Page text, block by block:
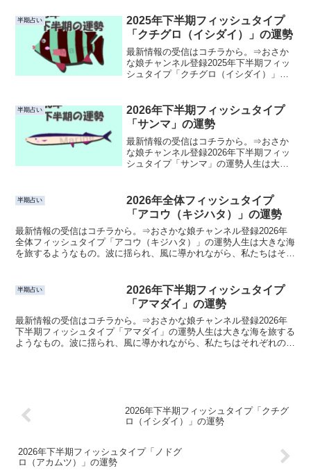
命の航路を進んでいます。このページで
は、あなたの心に寄り...
半期占い
2025年下半期フィッシュタイプ
「クチグロ（イシダイ）」の運勢
最新情報の受信はコチラから。⇒おさか
な娘チャンネル登録2025年下半期フィッ
シュタイプ「クチグロ（イシダイ）」の
たちはそれぞれの運命の航路を進んでい
ます。このページでは、...
半期占い
2026年下半期フィッシュタイプ
「サンマ」の運勢
最新情報の受信はコチラから。⇒おさか
な娘チャンネル登録2026年下半期フィッ
シュタイプ「サンマ」の運勢人生は大き
運命の航路を進んでいます。このページ
では、あなたの心に寄...
半期占い
2026年全体フィッシュタイプ
「アコウ（キジハタ）」の運勢
最新情報の受信はコチラから。⇒おさかな娘チャンネル登録2026年
全体フィッシュタイプ「アコウ（キジハタ）」の運勢人生は大きな海
を旅するようなもの。波に揺られ、風に導かれながら、私たちはそれ
半期占い
2026年下半期フィッシュタイプ
「アマダイ」の運勢
最新情報の受信はコチラから。⇒おさかな娘チャンネル登録2026年
下半期フィッシュタイプ「アマダイ」の運勢人生は大きな海を旅する
ようなもの。波に揺られ、風に導かれながら、私たちはそれぞれの運
2026年下半期フィッシュタイプ「クチグ
ロ（イシダイ）」の運勢
2026年下半期フィッシュタイプ「ノドグ
ロ（アカムツ）」の運勢